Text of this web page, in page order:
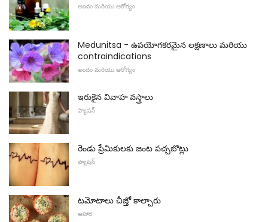
అందం మరియు ఆరోగ్యం
Medunitsa - ఉపయోగకరమైన లక్షణాలు మరియు
contraindications
అందం మరియు ఆరోగ్యం
ఇరుకైన వివాహ వస్త్రాలు
ఫ్యాషన్
రెండు ప్రేమికులకు జంట పచ్చబొట్లు
ఫ్యాషన్
టమోటాలు చీజ్తో కాల్చారు
ఆహార